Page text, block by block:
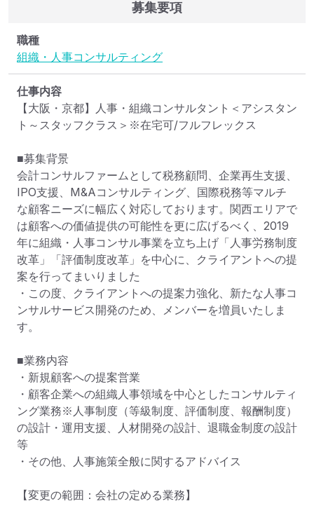
募集要項
職種
組織・人事コンサルティング
仕事内容
【大阪・京都】人事・組織コンサルタント＜アシスタン
ト～スタッフクラス＞※在宅可/フルフレックス
■募集背景
会計コンサルファームとして税務顧問、企業再生支援、
IPO支援、M&Aコンサルティング、国際税務等マルチ
な顧客ニーズに幅広く対応しております。関西エリアで
は顧客への価値提供の可能性を更に広げるべく、2019
年に組織・人事コンサル事業を立ち上げ「人事労務制度
改革」「評価制度改革」を中心に、クライアントへの提
案を行ってまいりました
・この度、クライアントへの提案力強化、新たな人事コ
ンサルサービス開発のため、メンバーを増員いたしま
す。
■業務内容
・新規顧客への提案営業
・顧客企業への組織人事領域を中心としたコンサルティ
ング業務※人事制度（等級制度、評価制度、報酬制度）
の設計・運用支援、人材開発の設計、退職金制度の設計
等
・その他、人事施策全般に関するアドバイス
【変更の範囲：会社の定める業務】